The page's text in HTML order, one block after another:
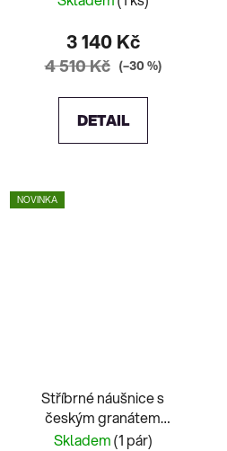
3 140 Kč
4 510 Kč (–30 %)
DETAIL
NOVINKA
Stříbrné náušnice s
českým granátem
hrozno
Skladem(1 pár)